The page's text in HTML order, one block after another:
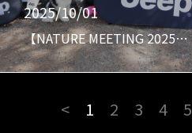
2025/10/01
【NATURE MEETING 2025…
< 1 2 3 4 5